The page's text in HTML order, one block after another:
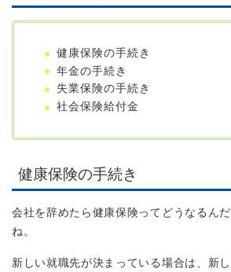
健康保険の手続き
年金の手続き
失業保険の手続き
社会保険給付金
健康保険の手続き
会社を辞めたら健康保険ってどうなるん
ね。
新しい就職先が決まっている場合は、新